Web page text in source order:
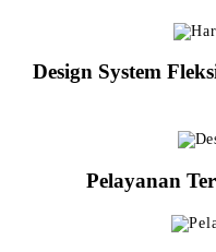
Design System
Pelayanan